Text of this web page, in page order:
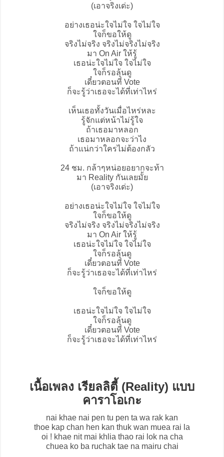
(เอาจริงเด่ะ)
อย่างเธอน่ะใจไม่ใจ ใจไม่ใจ
ใจก็ขอให้ดู
จริงไม่จริง จริงไม่จริงไม่จริง
มา On Air ให้รู้
เธอน่ะใจไม่ใจ ใจไม่ใจ
ใจก็รอลุ้นดู
เดี๋ยวตอนที่ Vote
ก็จะรู้ว่าเธอจะได้ที่เท่าไหร่
เห็นเธอทั้งวันเมื่อไหร่หละ
รู้จักแต่หน้าไม่รู้ใจ
ถ้าเธอมาหลอก
เธอมาหลอกจะว่าไง
ถ้าแน่กว่าใครไม่ต้องกลัว
24 ชม. กล้าๆหน่อยอยากจะท้า
มา Reality กันเลยมั้ย
(เอาจริงเด่ะ)
อย่างเธอน่ะใจไม่ใจ ใจไม่ใจ
ใจก็ขอให้ดู
จริงไม่จริง จริงไม่จริงไม่จริง
มา On Air ให้รู้
เธอน่ะใจไม่ใจ ใจไม่ใจ
ใจก็รอลุ้นดู
เดี๋ยวตอนที่ Vote
ก็จะรู้ว่าเธอจะได้ที่เท่าไหร่
ใจก็ขอให้ดู
เธอน่ะใจไม่ใจ ใจไม่ใจ
ใจก็รอลุ้นดู
เดี๋ยวตอนที่ Vote
ก็จะรู้ว่าเธอจะได้ที่เท่าไหร่
เนื้อเพลง เรียลลิตี้ (Reality) แบบ
คาราโอเกะ
nai khae nai pen tu pen ta wa rak kan
thoe kap chan hen kan thuk wan muea rai la
oi ! khae nit mai khlia thao rai lok na cha
chuea ko ba ruchak tae na mairu chai